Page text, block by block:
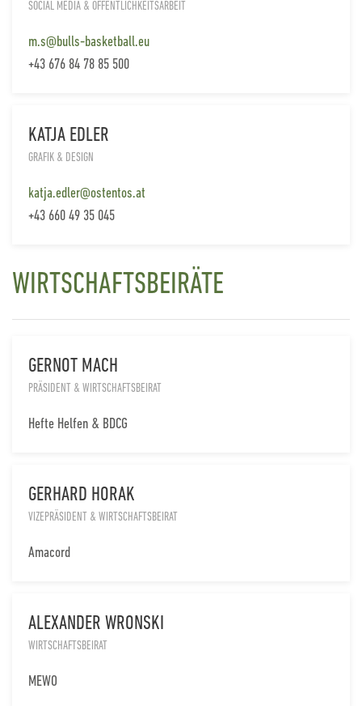
SOCIAL MEDIA & ÖFFENTLICHKEITSARBEIT
m.s@bulls-basketball.eu
+43 676 84 78 85 500
KATJA EDLER
GRAFIK & DESIGN
katja.edler@ostentos.at
+43 660 49 35 045
WIRTSCHAFTSBEIRÄTE
GERNOT MACH
PRÄSIDENT & WIRTSCHAFTSBEIRAT
Hefte Helfen & BDCG
GERHARD HORAK
VIZEPRÄSIDENT & WIRTSCHAFTSBEIRAT
Amacord
ALEXANDER WRONSKI
WIRTSCHAFTSBEIRAT
MEWO